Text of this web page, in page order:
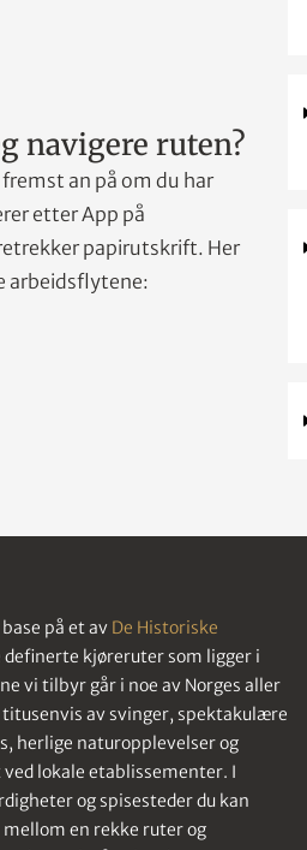
navigere ruten?
an på om du har
etter App på
papirutskrift. Her
arbeidsflytene:
på et av De Historiske
kjøreruter som ligger i
vi tilbyr går i noe av Norges aller
av svinger, spektakulære
herlige naturopplevelser og
lokale etablissementer. I
og spisesteder du kan
mellom en rekke ruter og